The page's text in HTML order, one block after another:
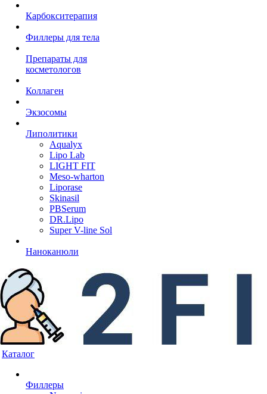
Карбокситерапия
Филлеры для тела
Препараты для
косметологов
Коллаген
Экзосомы
Липолитики
Aqualyx
Lipo Lab
LIGHT FIT
Meso-wharton
Liporase
Skinasil
PBSerum
DR.Lipo
Super V-line Sol
Наноканюли
Каталог
Филлеры